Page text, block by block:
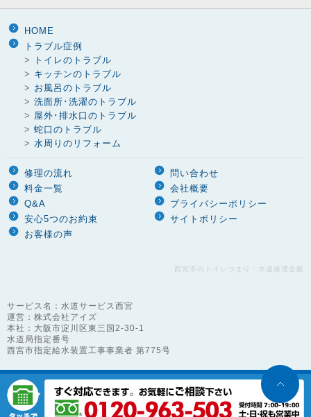
HOME
トラブル症例
>
トイレのトラブル
> キッチンのトラブル
> お風呂のトラブル
> 洗面所･洗濯のトラブル
> 屋外･排水口のトラブル
> 蛇口のトラブル
> 水周りのリフォーム
修理の流れ
料金一覧
Q&A
安心5つのお約束
お客様の声
問い合わせ
会社概要
プライバシーポリシー
サイトポリシー
西宮市のトイレつまり・水道修理全般
サービス名：水道サービス西宮
運営：株式会社アイズ
本社：大阪市淀川区東三国2-30-1
水道局指定番号
西宮市指定給水装置工事事業者 第775号
©2026 suido-service All Right Reserved.